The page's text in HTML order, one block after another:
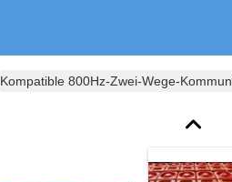
Kompatible 800Hz-Zwei-Wege-